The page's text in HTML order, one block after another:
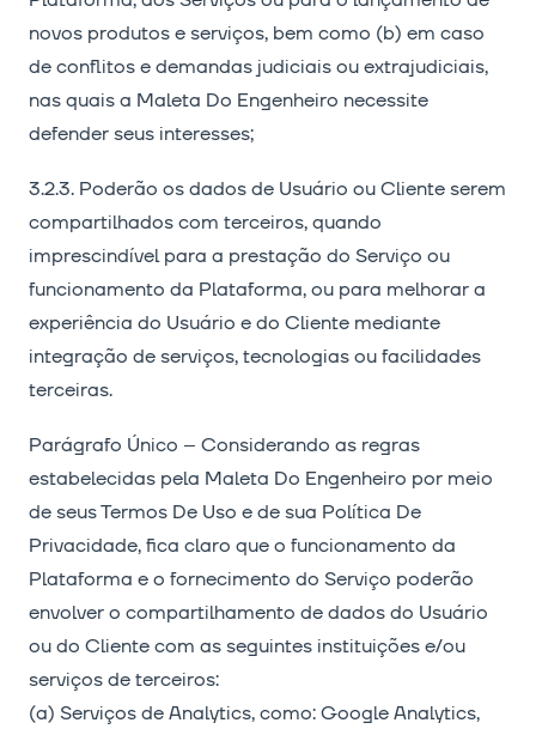
novos produtos e serviços, bem como (b) em caso
de conflitos e demandas judiciais ou extrajudiciais,
nas quais a Maleta Do Engenheiro necessite
defender seus interesses;
3.2.3. Poderão os dados de Usuário ou Cliente serem
compartilhados com terceiros, quando
imprescindível para a prestação do Serviço ou
funcionamento da Plataforma, ou para melhorar a
experiência do Usuário e do Cliente mediante
integração de serviços, tecnologias ou facilidades
terceiras.
Parágrafo Único – Considerando as regras
estabelecidas pela Maleta Do Engenheiro por meio
de seus Termos De Uso e de sua Política De
Privacidade, fica claro que o funcionamento da
Plataforma e o fornecimento do Serviço poderão
envolver o compartilhamento de dados do Usuário
ou do Cliente com as seguintes instituições e/ou
serviços de terceiros:
(a) Serviços de Analytics, como: Google Analytics,